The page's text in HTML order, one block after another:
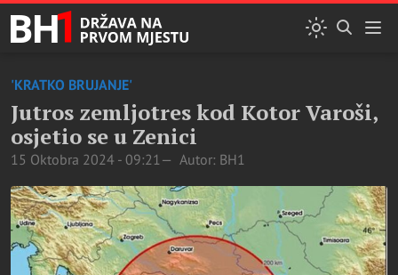
'KRATKO BRUJANJE'
Jutros zemljotres kod Kotor Varoši,
osjetio se u Zenici
15 Oktobra 2024 - 09:21 Autor: BH1